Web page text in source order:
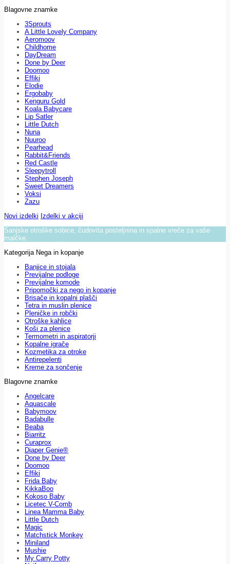
Blagovne znamke
3Sprouts
A Little Lovely Company
Aeromoov
Childhome
DayDream
Done by Deer
Doomoo
Effiki
Elodie
Ergobaby
Kenguru Gold
Koala Babycare
Lip Satler
Little Dutch
Nuna
Nuuroo
Pearhead
Rabbit&Friends
Red Castle
Sleepytroll
Stephen Joseph
Sweet Dreamers
Voksi
Zazu
Novi izdelki Izdelki v akciji
Sanjske otroške sobice, čudovita posteljnina in spalne vreče za vaše
malčke.
Kategorija Nega in kopanje
Banjice in stojala
Previjalne podloge
Previjalne komode
Pripomočki za nego in kopanje
Brisače in kopalni plašči
Tetra in muslin plenice
Pleničke in robčki
Otroške kahlice
Koši za plenice
Termometri in aspiratorji
Kopalne igrače
Kozmetika za otroke
Antirepelenti
Kreme za sončenje
Blagovne znamke
Angelcare
Aquascale
Babymoov
Badabulle
Beaba
Biarritz
Curaprox
Diaper Genie®
Done by Deer
Doomoo
Effiki
Frida Baby
KikkaBoo
Kokoso Baby
Licetec V-Comb
Linea Mamma Baby
Little Dutch
Magic
Matchstick Monkey
Miniland
Mushie
My Carry Potty